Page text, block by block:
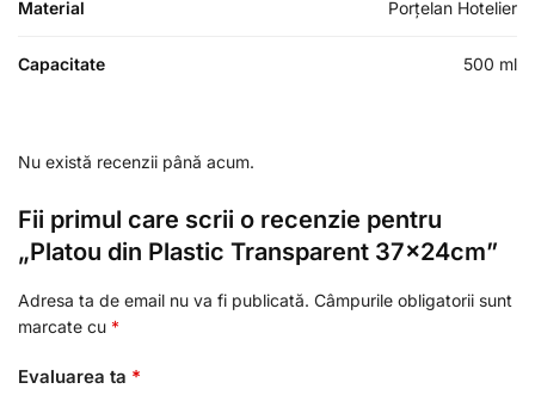
Material Porțelan Hotelier
Capacitate 500 ml
Nu există recenzii până acum.
Fii primul care scrii o recenzie pentru
„Platou din Plastic Transparent 37x24cm”
Adresa ta de email nu va fi publicată. Câmpurile obligatorii sunt
marcate cu *
Evaluarea ta *